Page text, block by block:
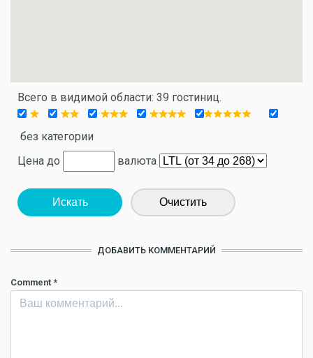
Всего в видимой области: 39 гостиниц.
без категории
Цена до
валюта
Искать Очистить
ДОБАВИТЬ КОММЕНТАРИЙ
Comment *